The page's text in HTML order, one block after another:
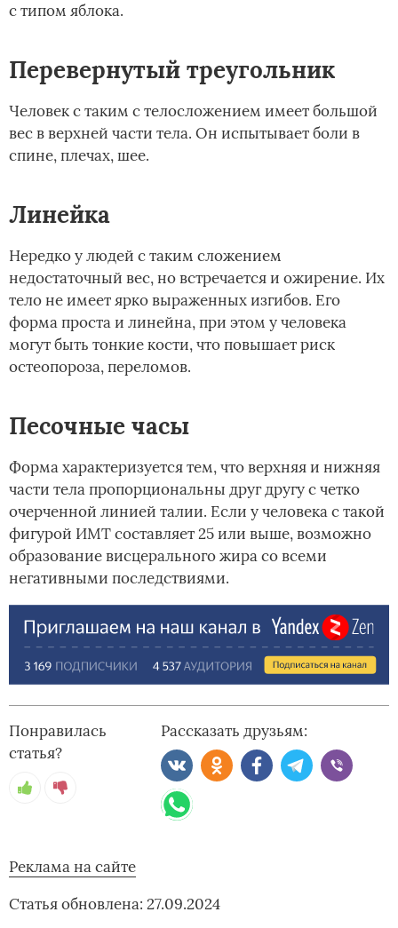
с типом яблока.
Перевернутый треугольник
Человек с таким с телосложением имеет большой
вес в верхней части тела. Он испытывает боли в
спине, плечах, шее.
Линейка
Нередко у людей с таким сложением
недостаточный вес, но встречается и ожирение. Их
тело не имеет ярко выраженных изгибов. Его
форма проста и линейна, при этом у человека
могут быть тонкие кости, что повышает риск
остеопороза, переломов.
Песочные часы
Форма характеризуется тем, что верхняя и нижняя
части тела пропорциональны друг другу с четко
очерченной линией талии. Если у человека с такой
фигурой ИМТ составляет 25 или выше, возможно
образование висцерального жира со всеми
негативными последствиями.
Понравилась
статья?
Рассказать друзьям:
Реклама на сайте
Статья обновлена: 27.09.2024